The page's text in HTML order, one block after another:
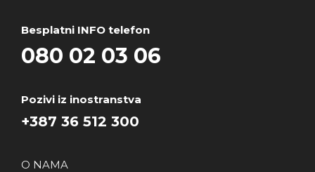
Besplatni INFO telefon
080 02 03 06
Pozivi iz inostranstva
+387 36 512 300
O NAMA